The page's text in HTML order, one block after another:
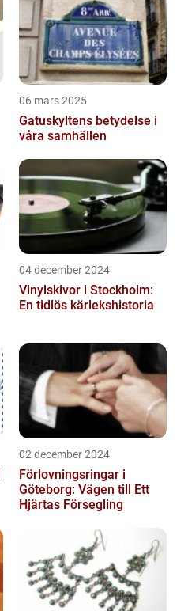
06 mars 2025
Gatuskyltens betydelse i
våra samhällen
04 december 2024
Vinylskivor i Stockholm:
En tidlös kärlekshistoria
02 december 2024
Förlovningsringar i
Göteborg: Vägen till Ett
Hjärtas Försegling